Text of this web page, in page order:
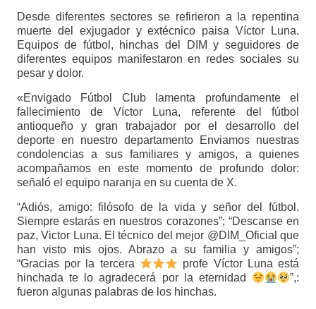
Desde diferentes sectores se refirieron a la repentina
muerte del exjugador y extécnico paisa Víctor Luna.
Equipos de fútbol, hinchas del DIM y seguidores de
diferentes equipos manifestaron en redes sociales su
pesar y dolor.
«Envigado Fútbol Club lamenta profundamente el
fallecimiento de Víctor Luna, referente del fútbol
antioqueño y gran trabajador por el desarrollo del
deporte en nuestro departamento Enviamos nuestras
condolencias a sus familiares y amigos, a quienes
acompañamos en este momento de profundo dolor:
señaló el equipo naranja en su cuenta de X.
“Adiós, amigo: filósofo de la vida y señor del fútbol.
Siempre estarás en nuestros corazones”; “Descanse en
paz, Victor Luna. El técnico del mejor @DIM_Oficial que
han visto mis ojos. Abrazo a su familia y amigos”;
“Gracias por la tercera
profe Víctor Luna está
hinchada te lo agradecerá por la eternidad
”,:
fueron algunas palabras de los hinchas.